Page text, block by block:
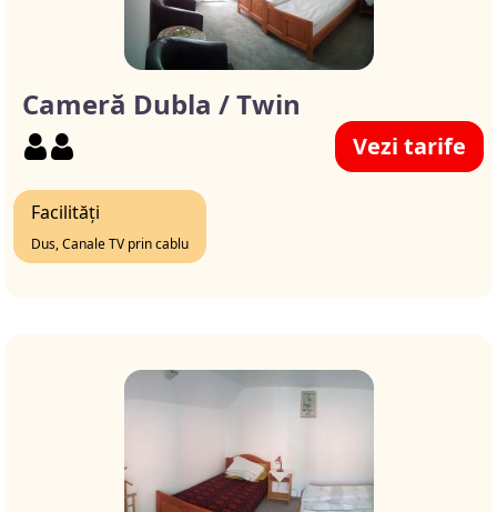
Cameră Dubla / Twin
Vezi tarife
Facilități
Dus, Canale TV prin cablu